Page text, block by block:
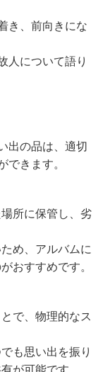
き、前向きにな
人について語り
出の品は、適切
できます。
所に保管し、劣
め、アルバムに
おすすめです。
で、物理的なス
も思い出を振り
が可能です。